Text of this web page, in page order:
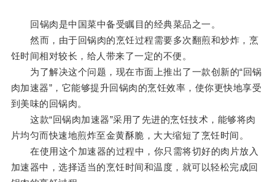
回锅肉是中国菜中备受瞩目的经典菜品之一。
然而，由于回锅肉的烹饪过程需要多次翻煎和炒炸，烹
饪时间相对较长，给人带来了一定的不便。
为了解决这个问题，现在市面上推出了一款创新的“回锅
肉加速器”，它能够提升回锅肉的烹饪效率，使你更快地享受
到美味的回锅肉。
这款“回锅肉加速器”采用了先进的烹饪技术，能够将肉
片均匀而快速地煎炸至金黄酥脆，大大缩短了烹饪时间。
在使用这个加速器的过程中，你只需将切好的肉片放入
加速器中，选择适当的烹饪时间和温度，就可以轻松完成回